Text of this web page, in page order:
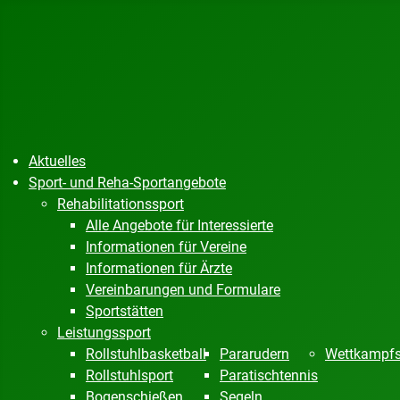
Aktuelles
Sport- und Reha-Sportangebote
Rehabilitationssport
Alle Angebote für Interessierte
Informationen für Vereine
Informationen für Ärzte
Vereinbarungen und Formulare
Sportstätten
Leistungssport
Rollstuhlbasketball
Rollstuhlsport
Pararudern
Paratischtennis